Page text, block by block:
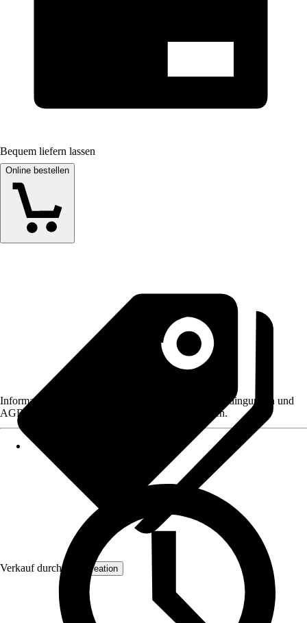
Bequem liefern lassen
Online bestellen
Verkauf durch: AS Creation
Informationen des Verkäufers, wie z. B. Rückgabebedingungen und
AGB, finden Sie bei Klick auf den Verkäufernamen.